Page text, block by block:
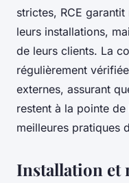
strictes, RCE
leurs installations,
de leurs clients. La
régulièrement
externes, assurant
restent à la pointe
meilleures pratiques
Installation et